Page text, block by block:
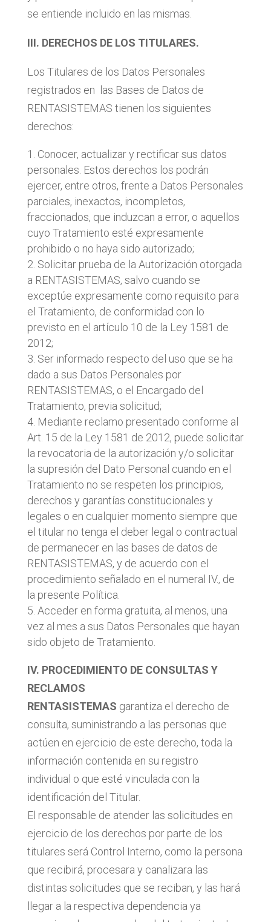
se entiende incluido en las mismas.
III. DERECHOS DE LOS TITULARES.
Los Titulares de los Datos Personales
registrados en las Bases de Datos de
RENTASISTEMAS tienen los siguientes
derechos:
Conocer, actualizar y rectificar sus datos
personales. Estos derechos los podrán
ejercer, entre otros, frente a Datos Personales
parciales, inexactos, incompletos,
fraccionados, que induzcan a error, o aquellos
cuyo Tratamiento esté expresamente
prohibido o no haya sido autorizado;
Solicitar prueba de la Autorización otorgada
a RENTASISTEMAS, salvo cuando se
exceptúe expresamente como requisito para
el Tratamiento, de conformidad con lo
previsto en el artículo 10 de la Ley 1581 de
2012;
Ser informado respecto del uso que se ha
dado a sus Datos Personales por
RENTASISTEMAS, o el Encargado del
Tratamiento, previa solicitud;
Mediante reclamo presentado conforme al
Art. 15 de la Ley 1581 de 2012, puede solicitar
la revocatoria de la autorización y/o solicitar
la supresión del Dato Personal cuando en el
Tratamiento no se respeten los principios,
derechos y garantías constitucionales y
legales o en cualquier momento siempre que
el titular no tenga el deber legal o contractual
de permanecer en las bases de datos de
RENTASISTEMAS, y de acuerdo con el
procedimiento señalado en el numeral IV., de
la presente Política.
Acceder en forma gratuita, al menos, una
vez al mes a sus Datos Personales que hayan
sido objeto de Tratamiento.
IV. PROCEDIMIENTO DE CONSULTAS Y
RECLAMOS
RENTASISTEMAS garantiza el derecho de
consulta, suministrando a las personas que
actúen en ejercicio de este derecho, toda la
información contenida en su registro
individual o que esté vinculada con la
identificación del Titular.
El responsable de atender las solicitudes en
ejercicio de los derechos por parte de los
titulares será Control Interno, como la persona
que recibirá, procesara y canalizara las
distintas solicitudes que se reciban, y las hará
llegar a la respectiva dependencia ya